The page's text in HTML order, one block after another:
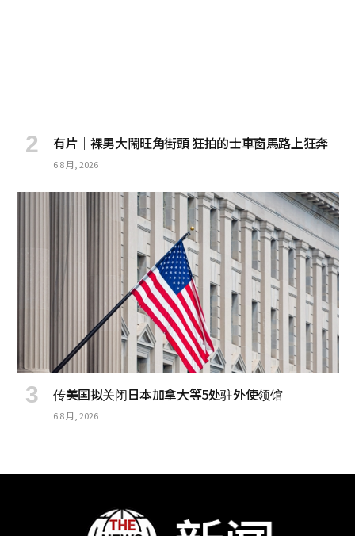
有片｜裸男大鬧旺角街頭 狂拍的士車窗馬路上狂奔
6 8 月, 2026
传美国拟关闭日本加拿大等5处驻外使领馆
6 8 月, 2026